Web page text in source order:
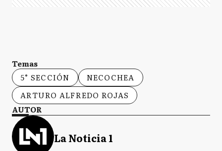
Temas
5° SECCIÓN
NECOCHEA
ARTURO ALFREDO ROJAS
AUTOR
La Noticia 1